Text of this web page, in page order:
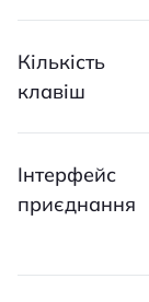
Кількість
клавіш
Інтерфейс
приєднання